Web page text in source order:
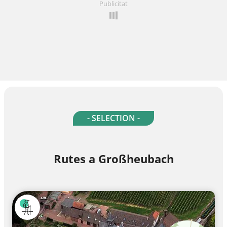
Publicitat
- SELECTION -
Rutes a Großheubach